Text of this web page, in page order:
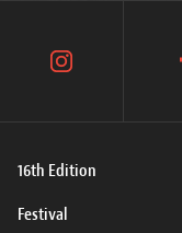
16th Edition
Festival
instagram